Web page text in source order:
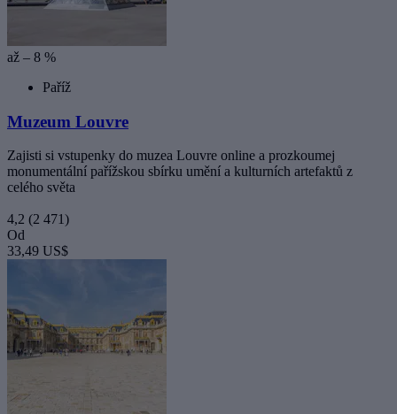
až – 8 %
Paříž
Muzeum Louvre
Zajisti si vstupenky do muzea Louvre online a prozkoumej
monumentální pařížskou sbírku umění a kulturních artefaktů z
celého světa
4,2 (2 471)
Od
33,49 US$